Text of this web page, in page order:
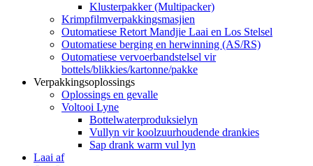
Klusterpakker (Multipacker)
Krimpfilmverpakkingsmasjien
Outomatiese Retort Mandjie Laai en Los Stelsel
Outomatiese berging en herwinning (AS/RS)
Outomatiese vervoerbandstelsel vir
bottels/blikkies/kartonne/pakke
Verpakkingsoplossings
Oplossings en gevalle
Voltooi Lyne
Bottelwaterproduksielyn
Vullyn vir koolzuurhoudende drankies
Sap drank warm vul lyn
Laai af